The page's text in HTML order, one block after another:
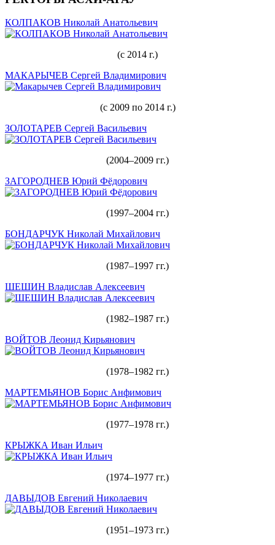
КОЛПАКОВ Николай Анатольевич
(с 2014 г.)
МАКАРЫЧЕВ Сергей Владимирович
(с 2009 по 2014 г.)
ЗОЛОТАРЕВ Сергей Васильевич
(2004–2009 гг.)
ЗАГОРОДНЕВ Юрий Фёдорович
(1997–2004 гг.)
БОНДАРЧУК Николай Михайлович
(1987–1997 гг.)
ШЕШИН Владислав Алексеевич
(1982–1987 гг.)
ВОЙТОВ Леонид Кирьянович
(1978–1982 гг.)
МАРТЕМЬЯНОВ Борис Анфимович
(1977–1978 гг.)
КРЫЖКА Иван Ильич
(1974–1977 гг.)
ДАВЫДОВ Евгений Николаевич
(1951–1973 гг.)